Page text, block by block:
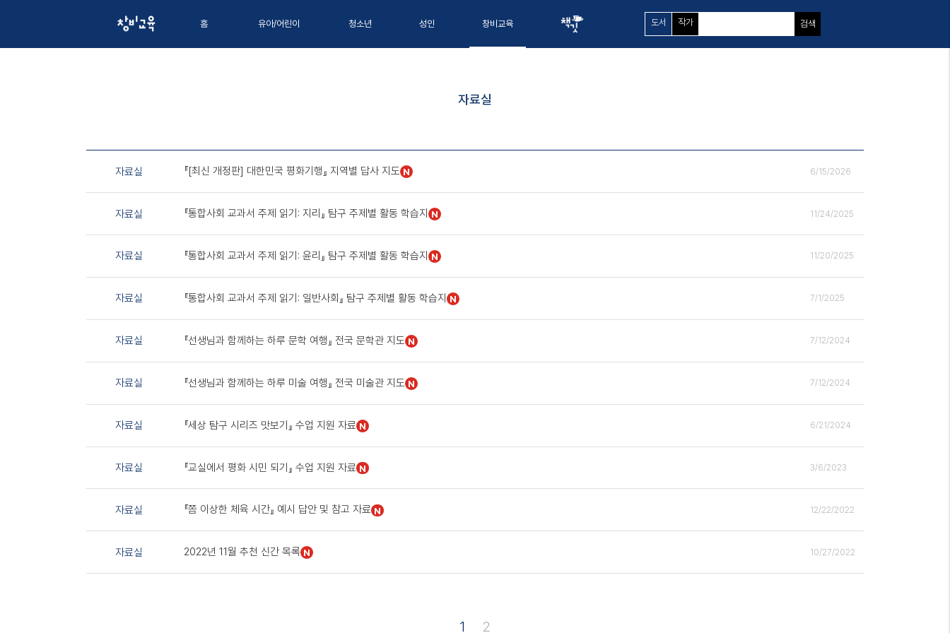
홈 유아/어린이 청소년 성인 창비교육 도서 작가 검색
자료실
자료실 『[최신 개정판] 대한민국 평화기행』 지역별 답사 지도 N 6/15/2026
자료실 『통합사회 교과서 주제 읽기: 지리』 탐구 주제별 활동 학습지 N 11/24/2025
자료실 『통합사회 교과서 주제 읽기: 윤리』 탐구 주제별 활동 학습지 N 11/20/2025
자료실 『통합사회 교과서 주제 읽기: 일반사회』 탐구 주제별 활동 학습지 N 7/1/2025
자료실 『선생님과 함께하는 하루 문학 여행』 전국 문학관 지도 N 7/12/2024
자료실 『선생님과 함께하는 하루 미술 여행』 전국 미술관 지도 N 7/12/2024
자료실 『세상 탐구 시리즈 맛보기』 수업 지원 자료 N 6/21/2024
자료실 『교실에서 평화 시민 되기』 수업 지원 자료 N 3/6/2023
자료실 『쫌 이상한 체육 시간』 예시 답안 및 참고 자료 N 12/22/2022
자료실 2022년 11월 추천 신간 목록 N 10/27/2022
1 2